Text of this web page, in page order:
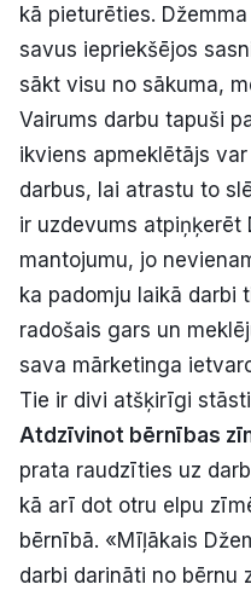
kā pieturēties.
savus iepriekšējos
sākt visu no sākuma,
Vairums darbu tapuši
ikviens apmeklētājs
darbus, lai atrastu to
ir uzdevums atpiņķerēt
mantojumu, jo
ka padomju laikā darbi
radošais gars un
sava mārketinga
Tie ir divi atšķirīgi
Atdzīvinot bērnības
prata raudzīties uz
kā arī dot otru elpu
bērnībā. «Mīļākais
darbi darināti no bērnu